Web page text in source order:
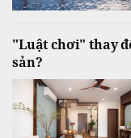
"Luật chơi" thay
sản?